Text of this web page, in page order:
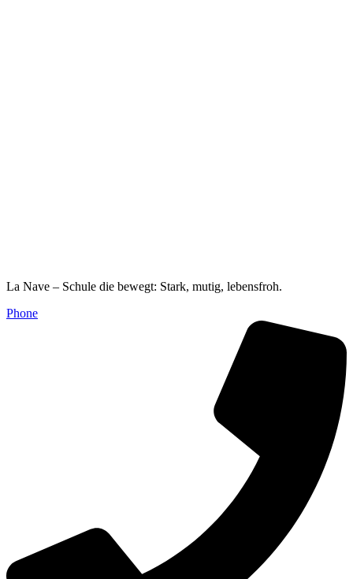
La Nave – Schule die bewegt: Stark, mutig, lebensfroh.
Phone